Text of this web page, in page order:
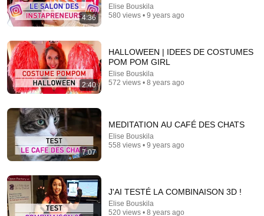
I Asked 100 Girls to Rank Their Own Attractiveness
Sayko • 385K views
4:36
Elise Bouskila
580 views • 9 years ago
2:40
HALLOWEEN | IDEES DE COSTUMES
POM POM GIRL
Elise Bouskila
572 views • 8 years ago
7:07
MEDITATION AU CAFÉ DES CHATS
Elise Bouskila
558 views • 9 years ago
J'AI TESTÉ LA COMBINAISON 3D !
Elise Bouskila
520 views • 8 years ago